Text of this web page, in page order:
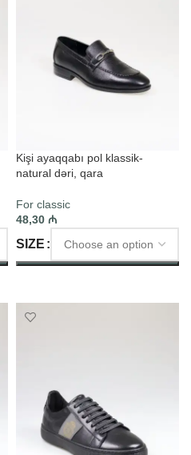
Kişi ayaqqabı pol klassik-
natural dəri, qara
For classic
48,30 ₼
SIZE